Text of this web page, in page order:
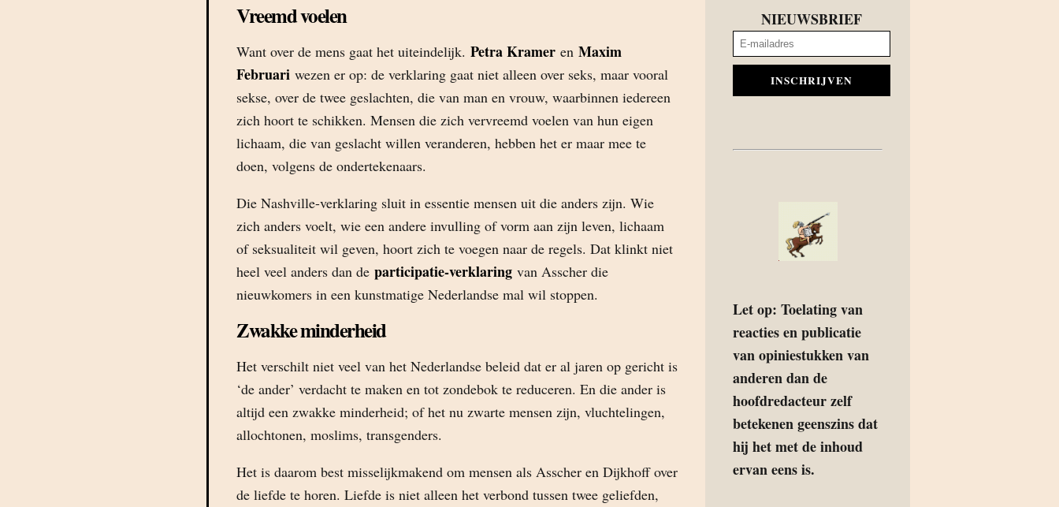
Vreemd voelen
Want over de mens gaat het uiteindelijk. Petra Kramer en Maxim
Februari wezen er op: de verklaring gaat niet alleen over seks, maar vooral
sekse, over de twee geslachten, die van man en vrouw, waarbinnen iedereen
zich hoort te schikken. Mensen die zich vervreemd voelen van hun eigen
lichaam, die van geslacht willen veranderen, hebben het er maar mee te
doen, volgens de ondertekenaars.
Die Nashville-verklaring sluit in essentie mensen uit die anders zijn. Wie
zich anders voelt, wie een andere invulling of vorm aan zijn leven, lichaam
of seksualiteit wil geven, hoort zich te voegen naar de regels. Dat klinkt niet
heel veel anders dan de participatie-verklaring van Asscher die
nieuwkomers in een kunstmatige Nederlandse mal wil stoppen.
Zwakke minderheid
Het verschilt niet veel van het Nederlandse beleid dat er al jaren op gericht is
‘de ander’ verdacht te maken en tot zondebok te reduceren. En die ander is
altijd een zwakke minderheid; of het nu zwarte mensen zijn, vluchtelingen,
allochtonen, moslims, transgenders.
Het is daarom best misselijkmakend om mensen als Asscher en Dijkhoff over
de liefde te horen. Liefde is niet alleen het verbond tussen twee geliefden,
NIEUWSBRIEF
INSCHRIJVEN
Let op: Toelating van
reacties en publicatie
van opiniestukken van
anderen dan de
hoofdredacteur zelf
betekenen geenszins dat
hij het met de inhoud
ervan eens is.